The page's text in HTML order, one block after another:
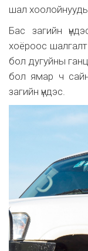
шал
Бас загийн
хоёроос шалгалт
бол дугуйны
бол ямар ч
загийн үндэс.